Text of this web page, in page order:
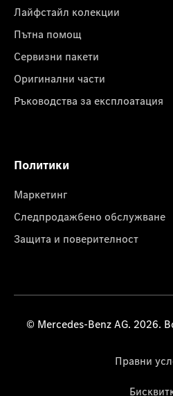
Лайфстайл колекции
Пътна помощ
Сервизни пакети
Оригинални части
Ръководства за експлоатация
Политики
Маркетинг
Следпродажбено обслужване
Защита и поверителност
© Mercedes-Benz AG. 2026.
Правни